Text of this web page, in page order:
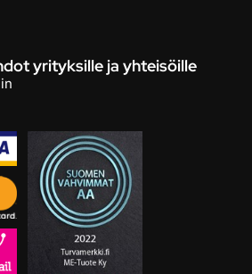
yrityksille ja yhteisöille